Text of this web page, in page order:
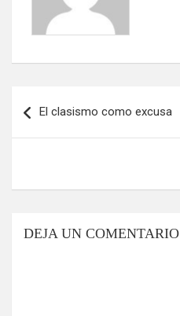
de
El clasismo como excusa
DEJA UN COMENTARIO